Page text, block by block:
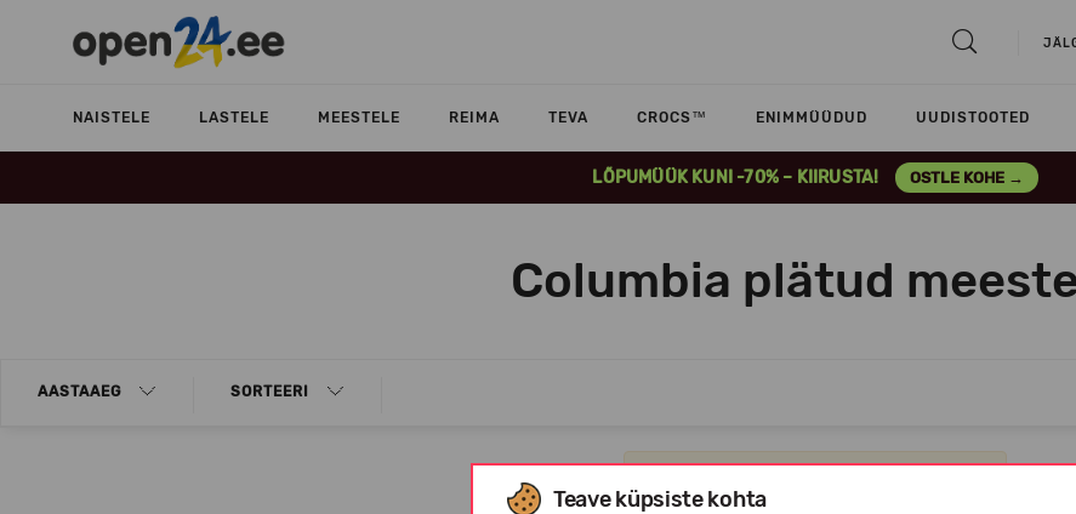
NAISTELE LASTELE MEESTELE REIMA TEVA CROCS™ ENIMMÜÜDUD UUDISTOOTED
LÕPUMÜÜK KUNI -70% – KIIRUSTA! OSTLE KOHE →
Teave küpsiste kohta
Columbia plätud
AASTAAEG SORTEERI